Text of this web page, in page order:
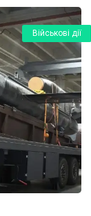
Військові дії